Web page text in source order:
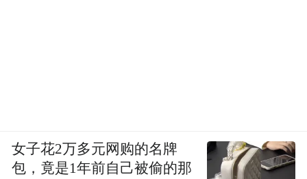
女子花2万多元网购的名牌
包，竟是1年前自己被偷的那